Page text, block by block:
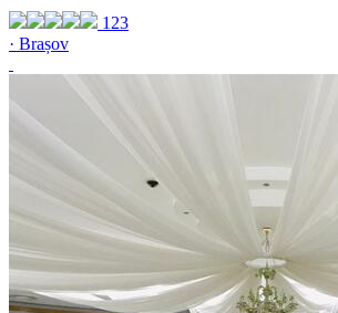
123
· Brașov